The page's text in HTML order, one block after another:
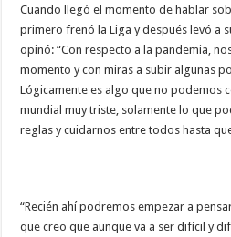
Cuando llegó el momento de hablar
primero frenó la Liga y después levó a
opinó: “Con respecto a la pandemia,
momento y con miras a subir algunas
Lógicamente es algo que no podemos
mundial muy triste, solamente lo que
reglas y cuidarnos entre todos hasta
“Recién ahí podremos empezar a
que creo que aunque va a ser difícil y